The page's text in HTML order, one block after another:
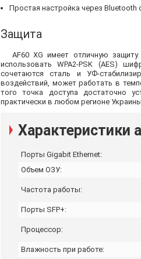
Простая настройка через
Защита
AF60 XG имеет отличную
использовать WPA2-PSK (AES)
сочетаются сталь и УФ-
воздействий, может работать в
того точка доступа достаточно
практически в любом регионе
Характеристики
Порты Gigabit Ethernet:
Объем ОЗУ:
Частота работы:
Порты SFP+:
Процессор:
Влажность при работе: